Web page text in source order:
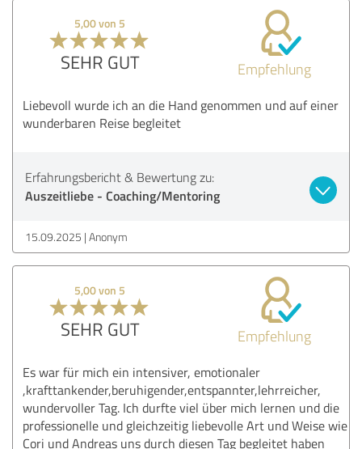
5,00 von 5
SEHR GUT Empfehlung
Liebevoll wurde ich an die Hand genommen und auf einer
wunderbaren Reise begleitet
Erfahrungsbericht & Bewertung zu:
Auszeitliebe - Coaching/Mentoring
15.09.2025 Anonym
5,00 von 5
SEHR GUT Empfehlung
Es war für mich ein intensiver, emotionaler
,krafttankender,beruhigender,entspannter,lehrreicher,
wundervoller Tag. Ich durfte viel über mich lernen und die
professionelle und gleichzeitig liebevolle Art und Weise wie
Cori und Andreas uns durch diesen Tag begleitet haben